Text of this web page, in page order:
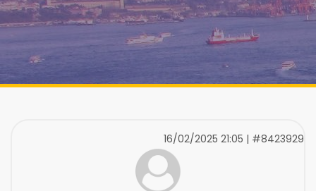
16/02/2025 21:05 | #8423929